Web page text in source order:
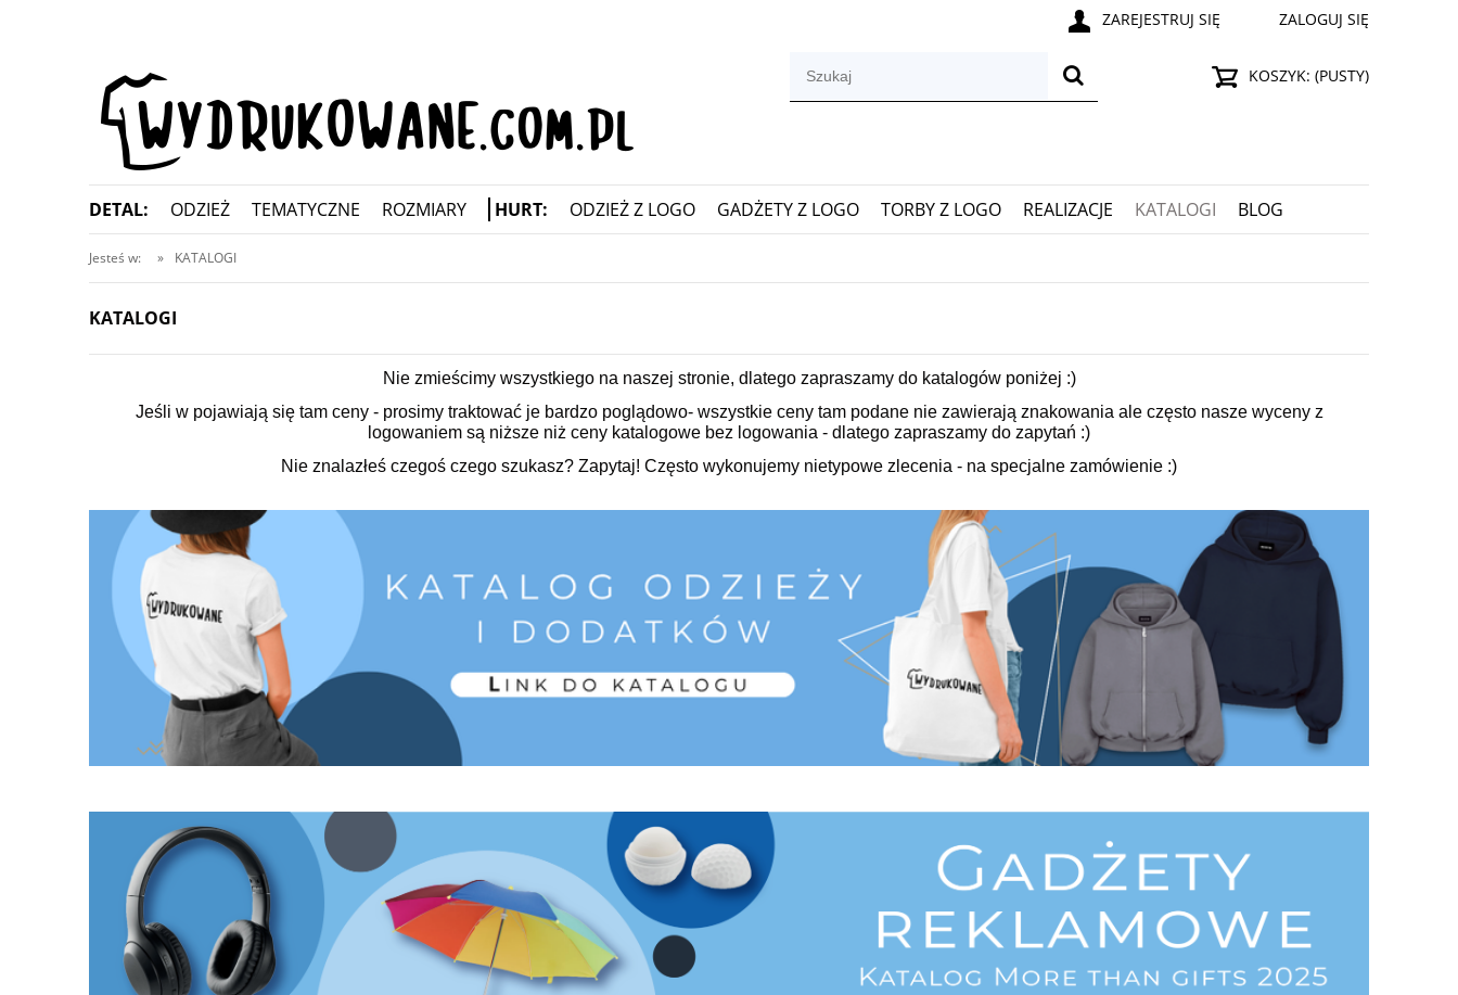
ZAREJESTRUJ SIĘ ZALOGUJ SIĘ
KOSZYK: (PUSTY)
DETAL: ODZIEŻ TEMATYCZNE ROZMIARY HURT: ODZIEŻ Z LOGO GADŻETY Z LOGO TORBY Z LOGO REALIZACJE KATALOGI
BLOG
KONTAKT
Jesteś w: » KATALOGI
KATALOGI
Nie zmieścimy wszystkiego na naszej stronie, d latego zapraszamy do katalogów poniżej :)
Jeśli w pojawiają się tam ceny - prosimy traktować je bardzo poglądowo- wszystkie ceny tam podane nie zawierają znakowania ale często nasze wyceny z
logowaniem są niższe niż ceny katalogowe bez logowania - dlatego zapraszamy do zapytań :)
Nie znalazłeś czegoś czego szukasz? Zapytaj! Często wykonujemy nietypowe zlecenia - na specjalne zamówienie :)